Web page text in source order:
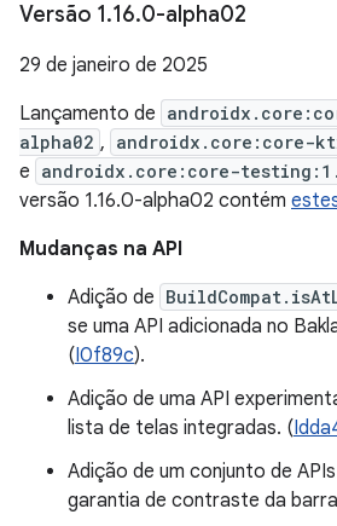
Versão 1.16.0-alpha02
29 de janeiro de 2025
Lançamento de
alpha02 , androidx.core:core-
e androidx.core:core-
versão 1.16.0-alpha02 contém
Mudanças na API
Adição de
se uma API adicionada no
(I0f89c).
Adição de uma API
lista de telas integradas. (
Adição de um conjunto de
garantia de contraste da